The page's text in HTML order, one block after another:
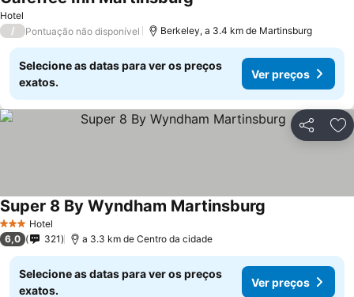
Hotel
/ Pontuação não disponível Berkeley, a 3.4 km de Martinsburg
Selecione as datas para ver os preços
exatos.
Ver preços
Partilhar
3 EstrelasHotel
Super 8 By Wyndham Martinsburg
6,0 321 a 3.3 km de Centro da cidade
Selecione as datas para ver os preços
exatos.
Ver preços